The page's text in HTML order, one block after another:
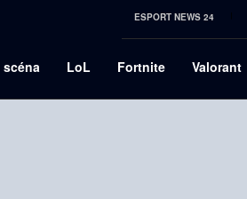
ESPORT NEWS 24
scéna LoL Fortnite Valorant